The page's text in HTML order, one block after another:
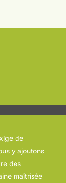
de
y ajoutons
des
maîtrisée